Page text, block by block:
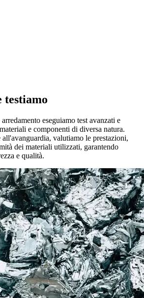
testiamo
eseguiamo test avanzati e
e componenti di diversa natura.
valutiamo le prestazioni,
dei materiali utilizzati, garantendo
e qualità.